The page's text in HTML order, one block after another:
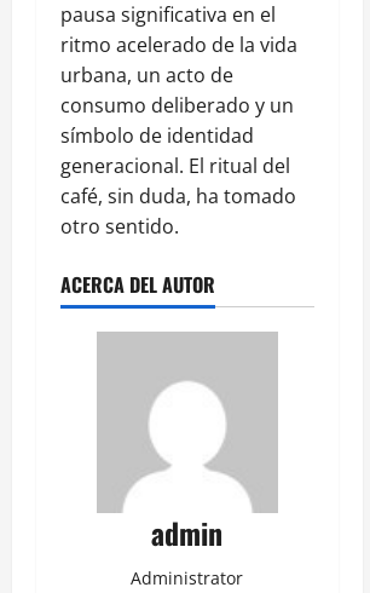
pausa significativa en el
ritmo acelerado de la vida
urbana, un acto de
consumo deliberado y un
símbolo de identidad
generacional. El ritual del
café, sin duda, ha tomado
otro sentido.
ACERCA DEL AUTOR
admin
Administrator